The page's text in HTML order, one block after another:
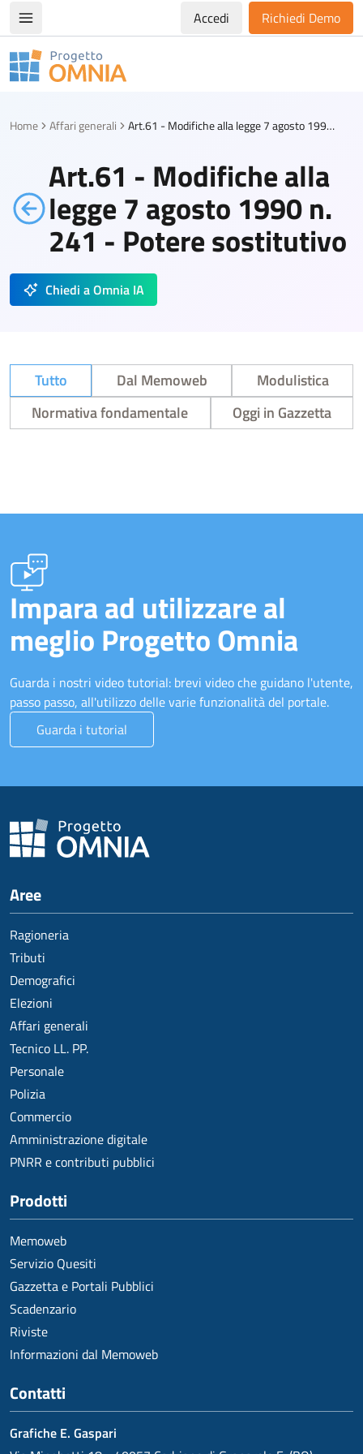
Apri/chiudi menù di navigazioneAccedi Richiedi Demo
Progetto Omnia
Home Affari generali Art.61 - Modifiche alla legge 7 agosto 1990 n. 241 - Potere sostitutivo
Art.61 - Modifiche alla
legge 7 agosto 1990 n.
241 - Potere sostitutivo
Chiedi a Omnia IA
Tutto Dal Memoweb
Modulistica
Normativa fondamentale
Oggi in Gazzetta
Impara ad utilizzare al
meglio Progetto Omnia
Guarda i nostri video tutorial: brevi video che guidano l'utente,
passo passo, all'utilizzo delle varie funzionalità del portale.
Guarda i tutorial
Aree
Ragioneria
Tributi
Demografici
Elezioni
Affari generali
Tecnico LL. PP.
Personale
Polizia
Commercio
Amministrazione digitale
PNRR e contributi pubblici
Prodotti
Memoweb
Servizio Quesiti
Gazzetta e Portali Pubblici
Scadenzario
Riviste
Informazioni dal Memoweb
Contatti
Grafiche E. Gaspari